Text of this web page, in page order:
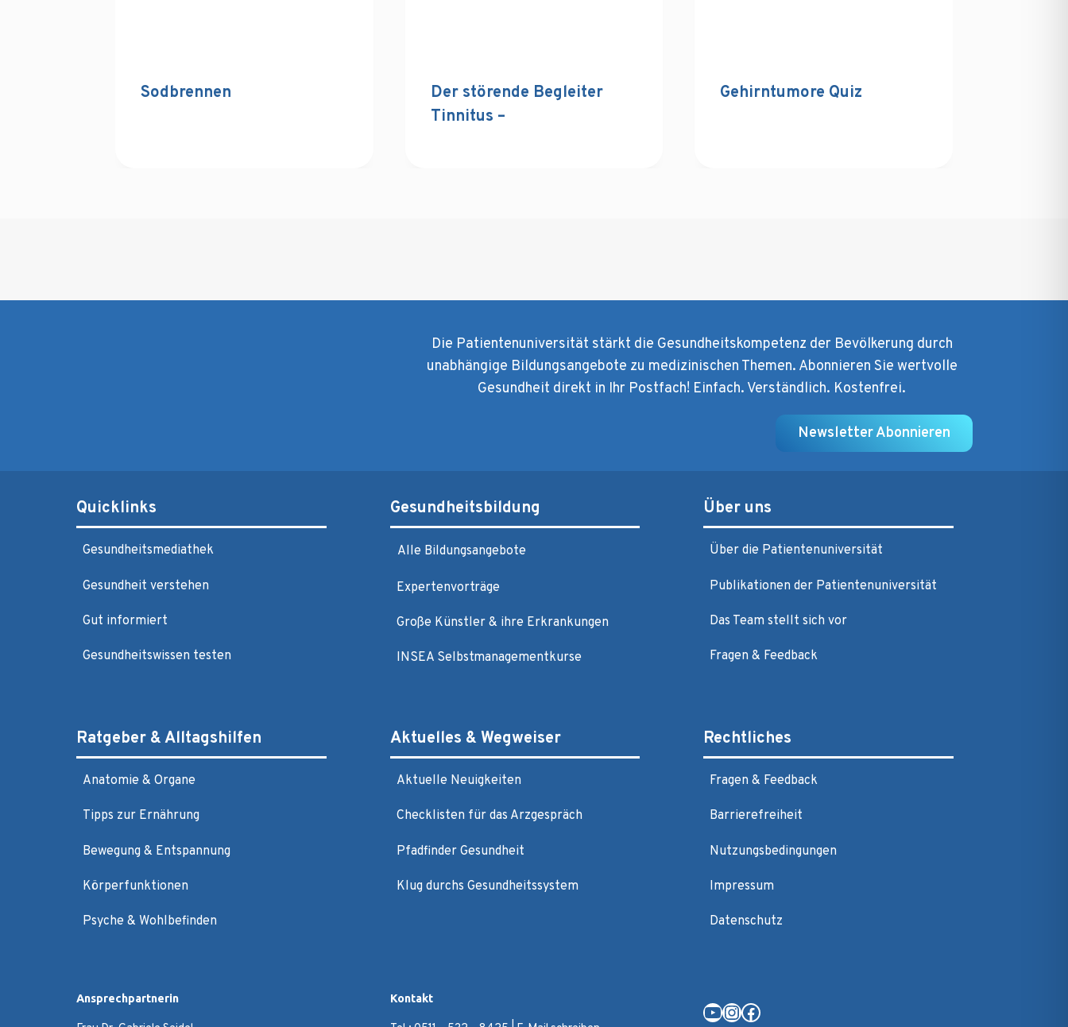
Sodbrennen
Der störende Begleiter
Tinnitus –
Gehirntumore Quiz
Die Patientenuniversität stärkt die Gesundheitskompetenz der Bevölkerung durch
unabhängige Bildungsangebote zu medizinischen Themen. Abonnieren Sie wertvolle
Gesundheit direkt in Ihr Postfach! Einfach. Verständlich. Kostenfrei.
Newsletter Abonnieren
Quicklinks
Gesundheitsmediathek
Gesundheit verstehen
Gut informiert
Gesundheitswissen testen
Gesundheitsbildung
Alle Bildungsangebote
Expertenvorträge
Große Künstler & ihre Erkrankungen
INSEA Selbstmanagementkurse
Über uns
Über die Patientenuniversität
Publikationen der Patientenuniversität
Das Team stellt sich vor
Fragen & Feedback
Ratgeber & Alltagshilfen
Anatomie & Organe
Tipps zur Ernährung
Bewegung & Entspannung
Körperfunktionen
Psyche & Wohlbefinden
Aktuelles & Wegweiser
Aktuelle Neuigkeiten
Checklisten für das Arzgespräch
Pfadfinder Gesundheit
Klug durchs Gesundheitssystem
Rechtliches
Fragen & Feedback
Barrierefreiheit
Nutzungsbedingungen
Impressum
Datenschutz
Ansprechpartnerin Kontakt
YouTube
Instagram
Facebook